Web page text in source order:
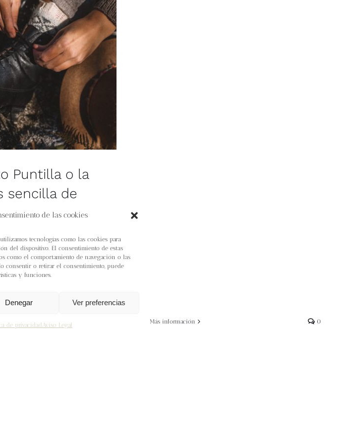
de las cookies
tecnologías como las cookies para
del dispositivo. El consentimiento de estas
como el comportamiento de navegación o las
consentir o retirar el consentimiento, puede
y funciones.
Denegar Ver preferencias
de privacidad Aviso Legal
Puntilla o la
sencilla de
y
18th, 2023 | Novedades
Más información 0